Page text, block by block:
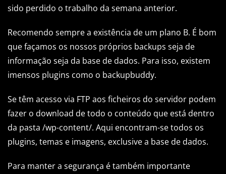
sido perdido o trabalho da semana anterior.
Recomendo sempre a existência de um plano B. É bom
que façamos os nossos próprios backups seja de
informação seja da base de dados. Para isso, existem
imensos plugins como o backupbuddy.
Se têm acesso via FTP aos ficheiros do servidor podem
fazer o download de todo o conteúdo que está dentro
da pasta /wp-content/. Aqui encontram-se todos os
plugins, temas e imagens, exclusive a base de dados.
Para manter a segurança é também importante